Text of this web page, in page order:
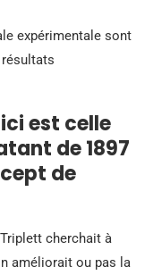
expérimentale sont
résultats
est celle
de 1897
de
cherchait à
améliorait ou pas la